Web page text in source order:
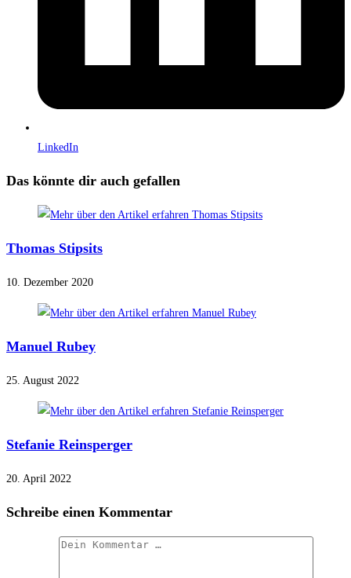
LinkedIn
Das könnte dir auch gefallen
Thomas Stipsits
10. Dezember 2020
Manuel Rubey
25. August 2022
Stefanie Reinsperger
20. April 2022
Schreibe einen Kommentar